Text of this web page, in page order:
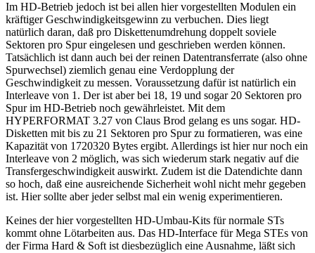
Im HD-Betrieb jedoch ist bei allen hier vorgestellten Modulen ein
kräftiger Geschwindigkeitsgewinn zu verbuchen. Dies liegt
natürlich daran, daß pro Diskettenumdrehung doppelt soviele
Sektoren pro Spur eingelesen und geschrieben werden können.
Tatsächlich ist dann auch bei der reinen Datentransferrate (also ohne
Spurwechsel) ziemlich genau eine Verdopplung der
Geschwindigkeit zu messen. Voraussetzung dafür ist natürlich ein
Interleave von 1. Der ist aber bei 18, 19 und sogar 20 Sektoren pro
Spur im HD-Betrieb noch gewährleistet. Mit dem
HYPERFORMAT 3.27 von Claus Brod gelang es uns sogar. HD-
Disketten mit bis zu 21 Sektoren pro Spur zu formatieren, was eine
Kapazität von 1720320 Bytes ergibt. Allerdings ist hier nur noch ein
Interleave von 2 möglich, was sich wiederum stark negativ auf die
Transfergeschwindigkeit auswirkt. Zudem ist die Datendichte dann
so hoch, daß eine ausreichende Sicherheit wohl nicht mehr gegeben
ist. Hier sollte aber jeder selbst mal ein wenig experimentieren.
Keines der hier vorgestellten HD-Umbau-Kits für normale STs
kommt ohne Lötarbeiten aus. Das HD-Interface für Mega STEs von
der Firma Hard & Soft ist diesbezüglich eine Ausnahme, läßt sich